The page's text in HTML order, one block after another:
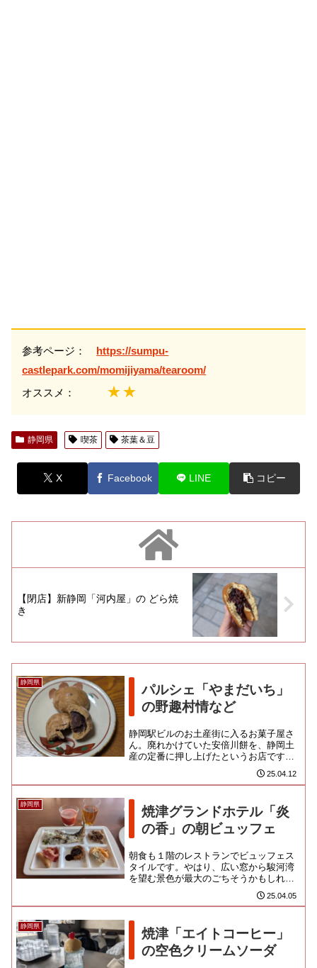
参考ページ： https://sumpu-
castlepark.com/momijiyama/tearoom/
オススメ： ★★
静岡県 喫茶 茶葉＆豆
X Facebook LINE コピー
【閉店】新静岡「河内屋」の どら焼
き
静岡県
パルシェ「やまだいち」
の野趣村情など
静岡駅ビルのお土産街に入るお菓子屋さ
ん。廃れかけていた安倍川餅を、静岡土
産の定番に押し上げたというお店です。
今回、安倍川餅は「松柏堂」のものを買
ったし、正直、食べ比べたい類... 25.04.12
静岡県
焼津グランドホテル「炎
の香」の朝ビュッフェ
朝食も１階のレストランでビュッフェス
タイルです。やはり、広い窓から駿河湾
を望む景色が最大のごちそうかもしれま
せんね。空いてそうな時間を狙って、窓
際席をゲットしたいです。地場... 25.04.05
静岡県
焼津「エイトコーヒー」
の空色クリームソーダ